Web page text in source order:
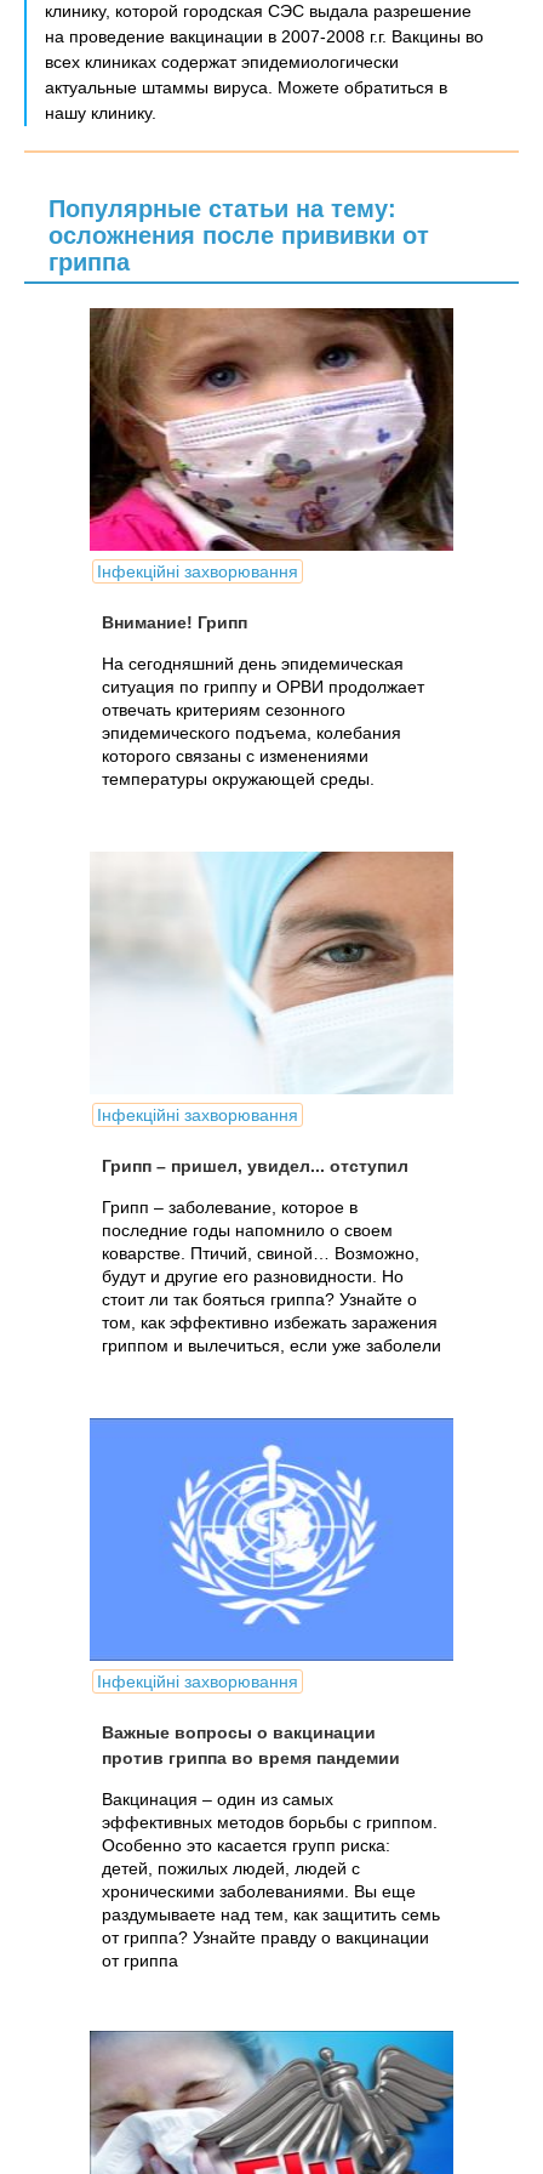
клинику, которой городская СЭС выдала разрешение
на проведение вакцинации в 2007-2008 г.г. Вакцины во
всех клиниках содержат эпидемиологически
актуальные штаммы вируса. Можете обратиться в
нашу клинику.
Популярные статьи на тему:
осложнения после прививки от
гриппа
Інфекційні захворювання
Внимание! Грипп
На сегодняшний день эпидемическая
ситуация по гриппу и ОРВИ продолжает
отвечать критериям сезонного
эпидемического подъема, колебания
которого связаны с изменениями
температуры окружающей среды.
Інфекційні захворювання
Грипп – пришел, увидел... отступил
Грипп – заболевание, которое в
последние годы напомнило о своем
коварстве. Птичий, свиной… Возможно,
будут и другие его разновидности. Но
стоит ли так бояться гриппа? Узнайте о
том, как эффективно избежать заражения
гриппом и вылечиться, если уже заболели
Інфекційні захворювання
Важные вопросы о вакцинации
против гриппа во время пандемии
Вакцинация – один из самых
эффективных методов борьбы с гриппом.
Особенно это касается групп риска:
детей, пожилых людей, людей с
хроническими заболеваниями. Вы еще
раздумываете над тем, как защитить семь
от гриппа? Узнайте правду о вакцинации
от гриппа